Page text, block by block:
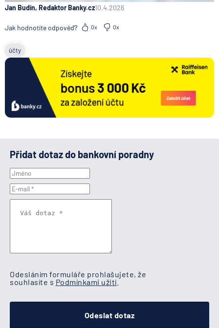
Jan Budín, Redaktor Banky.cz10.4.2026
Jak hodnotíte odpověď? 0x 0x
účty
Přidat dotaz do bankovní poradny
Odesláním formuláře prohlašujete, že
souhlasíte s Podmínkami užití
Odeslat dotaz